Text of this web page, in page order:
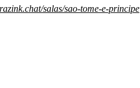
salas/sao-tome-e-principe